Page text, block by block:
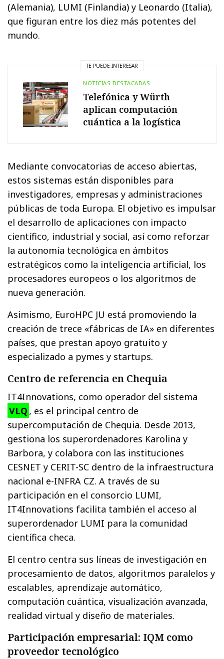
(Alemania), LUMI (Finlandia) y Leonardo (Italia),
que figuran entre los diez más potentes del
mundo.
TE PUEDE INTERESAR
NOTICIAS DESTACADAS
Telefónica y Würth
aplican computación
cuántica a la logística
Mediante convocatorias de acceso abiertas,
estos sistemas están disponibles para
investigadores, empresas y administraciones
públicas de toda Europa. El objetivo es impulsar
el desarrollo de aplicaciones con impacto
científico, industrial y social, así como reforzar
la autonomía tecnológica en ámbitos
estratégicos como la inteligencia artificial, los
procesadores europeos o los algoritmos de
nueva generación.
Asimismo, EuroHPC JU está promoviendo la
creación de trece «fábricas de IA» en diferentes
países, que prestan apoyo gratuito y
especializado a pymes y startups.
Centro de referencia en Chequia
IT4Innovations, como operador del sistema
VLQ , es el principal centro de
supercomputación de Chequia. Desde 2013,
gestiona los superordenadores Karolina y
Barbora, y colabora con las instituciones
CESNET y CERIT-SC dentro de la infraestructura
nacional e-INFRA CZ. A través de su
participación en el consorcio LUMI,
IT4Innovations facilita también el acceso al
superordenador LUMI para la comunidad
científica checa.
El centro centra sus líneas de investigación en
procesamiento de datos, algoritmos paralelos y
escalables, aprendizaje automático,
computación cuántica, visualización avanzada,
realidad virtual y diseño de materiales.
Participación empresarial: IQM como
proveedor tecnológico